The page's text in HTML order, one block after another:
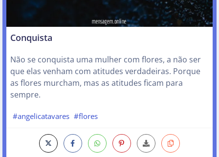
Conquista
Não se conquista uma mulher com flores, a não ser
que elas venham com atitudes verdadeiras. Porque
as flores murcham, mas as atitudes ficam para
sempre.
#angelicatavares #flores